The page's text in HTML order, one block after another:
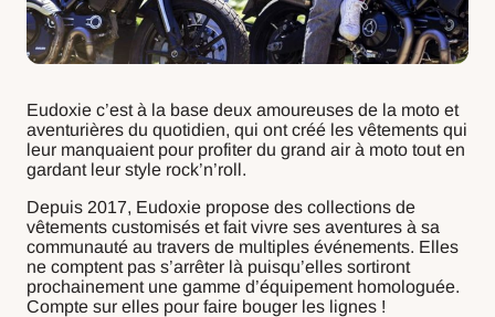
Eudoxie c’est à la base deux amoureuses de la moto et
aventurières du quotidien, qui ont créé les vêtements qui
leur manquaient pour profiter du grand air à moto tout en
gardant leur style rock’n’roll.
Depuis 2017, Eudoxie propose des collections de
vêtements customisés et fait vivre ses aventures à sa
communauté au travers de multiples événements. Elles
ne comptent pas s’arrêter là puisqu’elles sortiront
prochainement une gamme d’équipement homologuée.
Compte sur elles pour faire bouger les lignes !